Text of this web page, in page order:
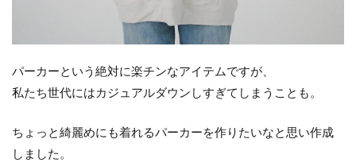
パーカーという絶対に楽チンなアイテムですが、
私たち世代にはカジュアルダウンしすぎてしまうことも。
ちょっと綺麗めにも着れるパーカーを作りたいなと思い作成
しました。